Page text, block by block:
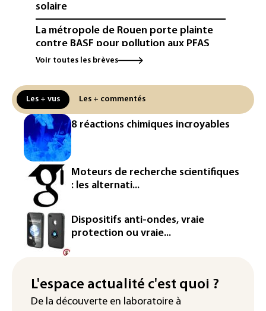
solaire
La métropole de Rouen porte plainte
contre BASF pour pollution aux PFAS
Canicule: à l'arrêt depuis fin juillet, la
réseau
Véhicules de livraison autonomes: la
France ouvre la voie à leur
homologation
Iris³: Eutelsat investira 3,4 milliards
d'euros dans la future constellation
européenne
Le magazine VSD racheté par
l'entrepreneur Vianney d'Alançon
La production française de maïs
"Retour en force" progressif de la
chaleur dans les prochains jours en
Voir toutes les brèves
Les + vus Les + commentés
8 réactions chimiques incroyables
Moteurs de recherche scientifiques
: les alternati...
Dispositifs anti-ondes, vraie
protection ou vraie...
L'espace actualité c'est quoi ?
De la découverte en laboratoire à